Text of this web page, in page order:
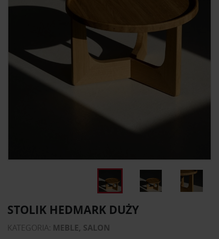
STOLIK HEDMARK DUŻY
KATEGORIA: MEBLE, SALON